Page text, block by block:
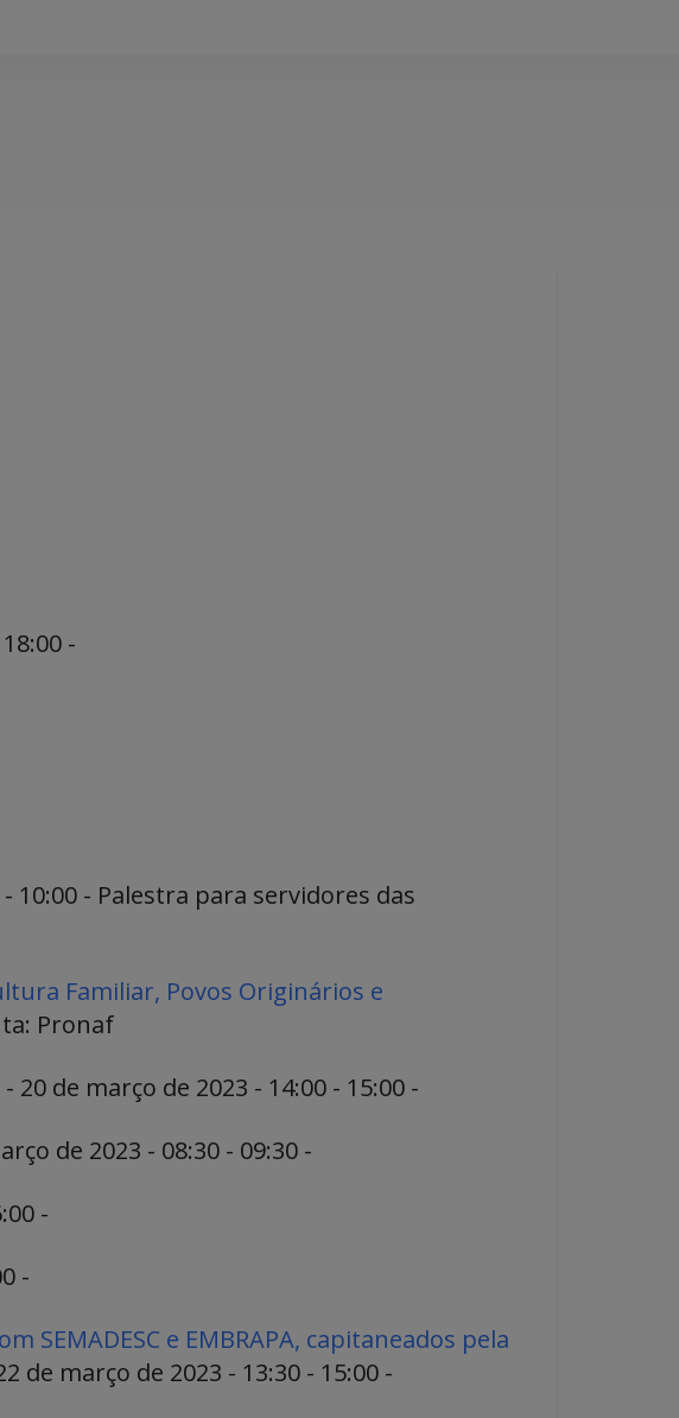
-
10:00 - Palestra para servidores das
Familiar, Povos Originários e
Pronaf
- 20 de março de 2023 - 14:00 - 15:00 -
de 2023 - 08:30 - 09:30 -
-
-
SEMADESC e EMBRAPA, capitaneados pela
de março de 2023 - 13:30 - 15:00 -